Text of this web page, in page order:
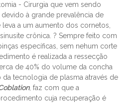
- Cirurgia que vem sendo
à grande prevalência de
leva a um aumento dos cornetos,
crônica. ? Sempre feito com
específicas, sem nehum corte
é realizada a ressecção
de 40% do volume da concha
tecnologia de plasma através de
, faz com que a
cuja recuperação é